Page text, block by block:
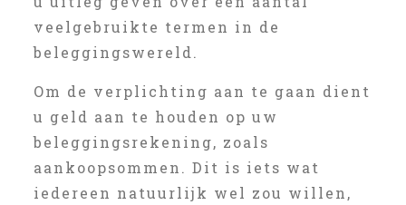
veelgebruikte termen in de
beleggingswereld.
Om de verplichting aan te gaan dient
u geld aan te houden op uw
beleggingsrekening, zoals
aankoopsommen. Dit is iets wat
iedereen natuurlijk wel zou willen,